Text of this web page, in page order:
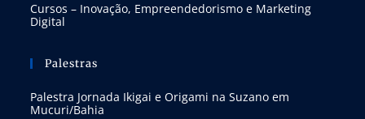
Cursos – Inovação, Empreendedorismo e Marketing
Digital
Palestras
Palestra Jornada Ikigai e Origami na Suzano em
Mucuri/Bahia